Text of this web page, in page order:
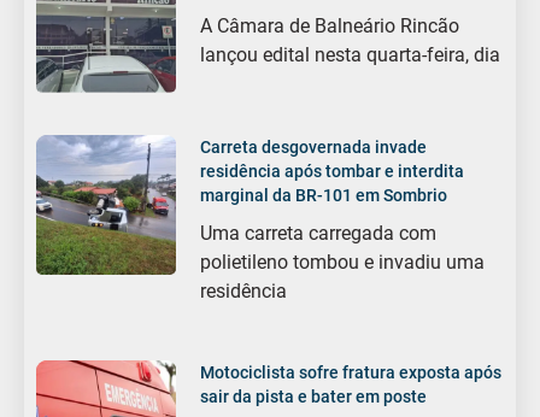
A Câmara de Balneário Rincão
lançou edital nesta quarta-feira, dia
Carreta desgovernada invade
residência após tombar e interdita
marginal da BR-101 em Sombrio
Uma carreta carregada com
polietileno tombou e invadiu uma
residência
Motociclista sofre fratura exposta após
sair da pista e bater em poste